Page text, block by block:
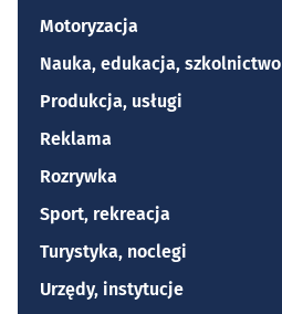
Motoryzacja
Nauka, edukacja, szkolnictwo
Produkcja, usługi
Reklama
Rozrywka
Sport, rekreacja
Turystyka, noclegi
Urzędy, instytucje